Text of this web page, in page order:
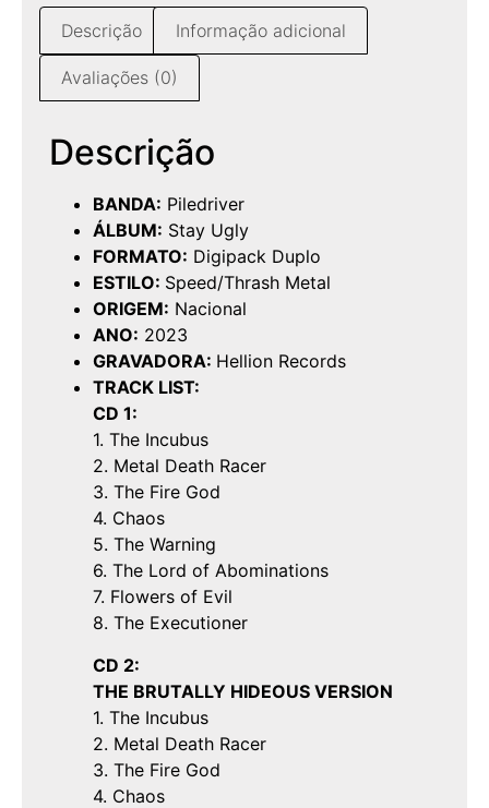
Descrição Informação adicional
Avaliações (0)
Descrição
BANDA: Piledriver
ÁLBUM: Stay Ugly
FORMATO: Digipack Duplo
ESTILO: Speed/Thrash Metal
ORIGEM: Nacional
ANO: 2023
GRAVADORA: Hellion Records
TRACK LIST:
CD 1:
1. The Incubus
2. Metal Death Racer
3. The Fire God
4. Chaos
5. The Warning
6. The Lord of Abominations
7. Flowers of Evil
8. The Executioner
CD 2:
THE BRUTALLY HIDEOUS VERSION
1. The Incubus
2. Metal Death Racer
3. The Fire God
4. Chaos